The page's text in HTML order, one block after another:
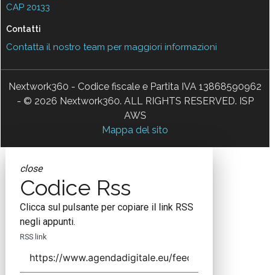
CAP 20133
Contatti
Contatta il nostro team per maggiori informazioni
Nextwork360 - Codice fiscale e Partita IVA 13868590962
- © 2026 Nextwork360. ALL RIGHTS RESERVED. ISP
AWS
Mappa del sito
close
Codice Rss
Clicca sul pulsante per copiare il link RSS
negli appunti.
RSS link